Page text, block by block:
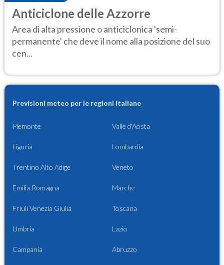
Anticiclone delle Azzorre
Area di alta pressione o anticiclonica 'semi-
permanente' che deve il nome alla posizione del suo
cen...
Previsioni meteo per le regioni italiane
Piemonte Valle d'Aosta
Liguria Lombardia
Trentino Alto Adige Veneto
Emilia Romagna Marche
Friuli Venezia Giulia Toscana
Umbria Lazio
Campania Abruzzo